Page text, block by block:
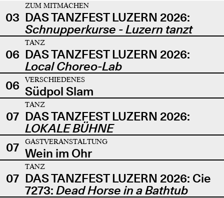
03
ZUM MITMACHEN
DAS TANZFEST LUZERN 2026:
Schnupperkurse - Luzern tanzt
06
TANZ
DAS TANZFEST LUZERN 2026:
Local Choreo-Lab
06
VERSCHIEDENES
Südpol Slam
07
TANZ
DAS TANZFEST LUZERN 2026:
LOKALE BÜHNE
07
GASTVERANSTALTUNG
Wein im Ohr
07
TANZ
DAS TANZFEST LUZERN 2026: Cie
7273: Dead Horse in a Bathtub